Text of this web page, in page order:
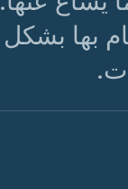
بها بشكل